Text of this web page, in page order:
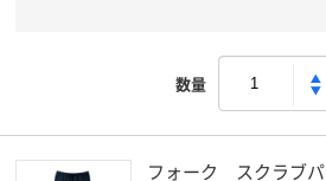
数量
フォーク スクラブパ